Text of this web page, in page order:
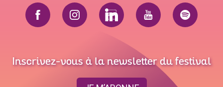
Inscrivez-vous à la newsletter du festival